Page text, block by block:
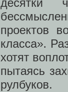
десятки
проектов
класса».
хотят
пытаясь
рулбуков.